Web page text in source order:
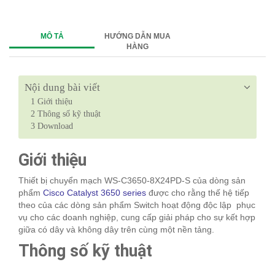
MÔ TẢ
HƯỚNG DẪN MUA
HÀNG
Nội dung bài viết
1 Giới thiệu
2 Thông số kỹ thuật
3 Download
Giới thiệu
Thiết bị chuyển mạch WS-C3650-8X24PD-S của dòng sản
phẩm Cisco Catalyst 3650 series được cho rằng thế hệ tiếp
theo của các dòng sản phẩm Switch hoạt động độc lập phục
vụ cho các doanh nghiệp, cung cấp giải pháp cho sự kết hợp
giữa có dây và không dây trên cùng một nền tảng.
Thông số kỹ thuật